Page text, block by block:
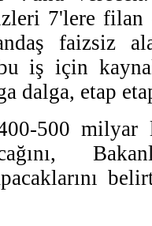
7'lere filan
faizsiz
iş için
dalga, etap
500